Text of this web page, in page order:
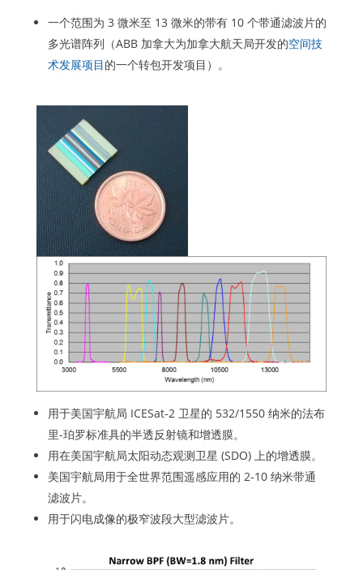
一个范围为 3 微米至 13 微米的带有 10 个带通滤波片的
多光谱阵列（ABB 加拿大为加拿大航天局开发的空间技
术发展项目的一个转包开发项目）。
用于美国宇航局 ICESat-2 卫星的 532/1550 纳米的法布
里-珀罗标准具的半透反射镜和增透膜。
用在美国宇航局太阳动态观测卫星 (SDO) 上的增透膜。
美国宇航局用于全世界范围遥感应用的 2-10 纳米带通
滤波片。
用于闪电成像的极窄波段大型滤波片。